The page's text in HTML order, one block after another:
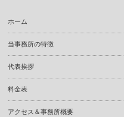
ホーム
当事務所の特徴
代表挨拶
料金表
アクセス＆事務所概要